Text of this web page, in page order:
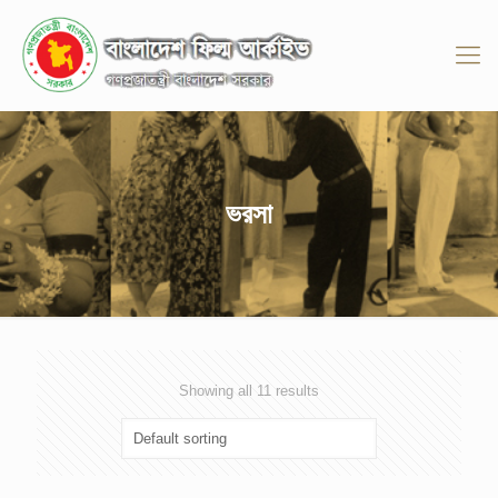
ভরসা
Showing all 11 results